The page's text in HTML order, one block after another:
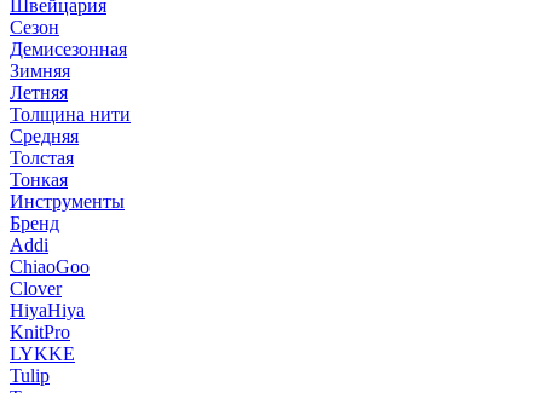
Швейцария
Сезон
Демисезонная
Зимняя
Летняя
Толщина нити
Средняя
Толстая
Тонкая
Инструменты
Бренд
Addi
ChiaoGoo
Clover
HiyaHiya
KnitPro
LYKKE
Tulip